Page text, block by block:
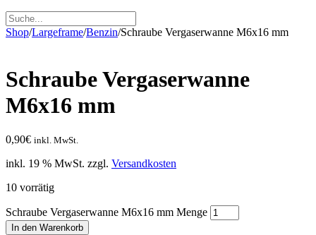
Shop/Largeframe/Benzin/Schraube Vergaserwanne M6x16 mm
Schraube Vergaserwanne
M6x16 mm
0,90€ inkl. MwSt.
inkl. 19 % MwSt. zzgl. Versandkosten
10 vorrätig
Schraube Vergaserwanne M6x16 mm Menge
In den Warenkorb